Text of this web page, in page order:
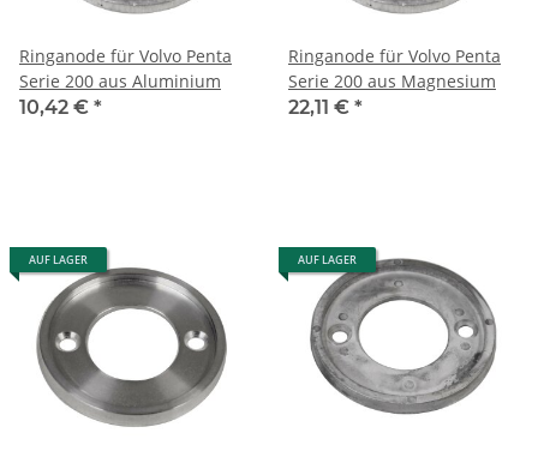
Ringanode für Volvo Penta
Serie 200 aus Aluminium
10,42 € *
Ringanode für Volvo Penta
Serie 200 aus Magnesium
22,11 € *
AUF LAGER AUF LAGER